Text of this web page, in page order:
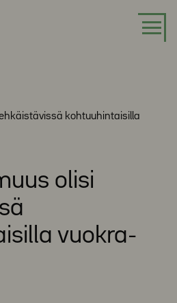
kohtuuhintaisilla
olisi
vuokra-